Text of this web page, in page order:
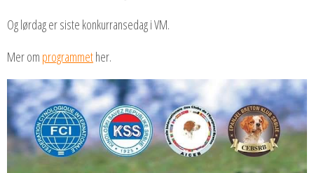
Og lørdag er siste konkurransedag i VM.
Mer om programmether.